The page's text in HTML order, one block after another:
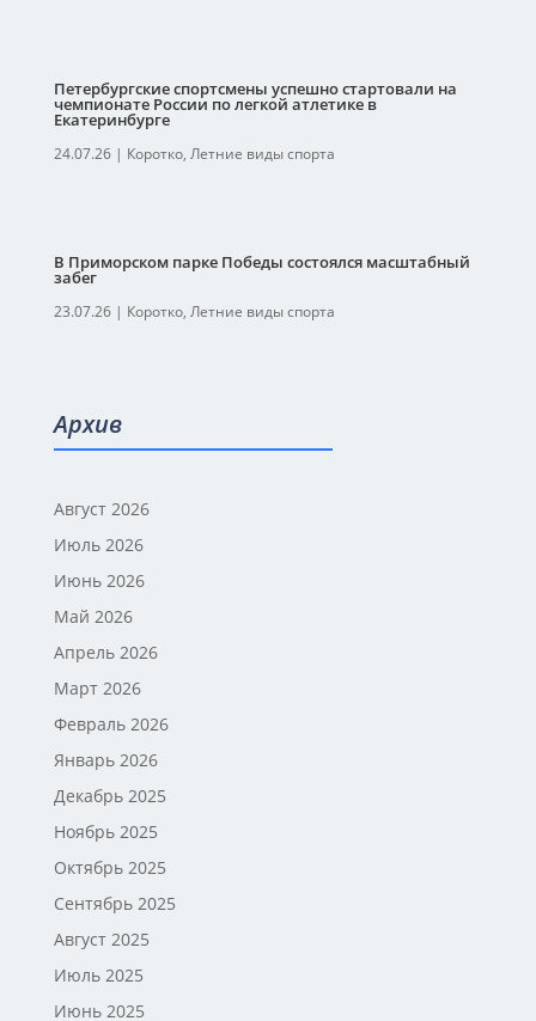
Петербургские спортсмены успешно стартовали на
чемпионате России по легкой атлетике в
Екатеринбурге
24.07.26| Коротко, Летние виды спорта
В Приморском парке Победы состоялся масштабный
забег
23.07.26| Коротко, Летние виды спорта
Архив
Август 2026
Июль 2026
Июнь 2026
Май 2026
Апрель 2026
Март 2026
Февраль 2026
Январь 2026
Декабрь 2025
Ноябрь 2025
Октябрь 2025
Сентябрь 2025
Август 2025
Июль 2025
Июнь 2025